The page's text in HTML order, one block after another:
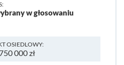
w głosowaniu
OSIEDLOWY:
000 zł